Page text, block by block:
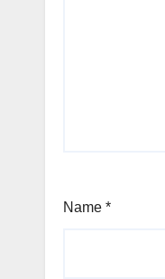
Name *